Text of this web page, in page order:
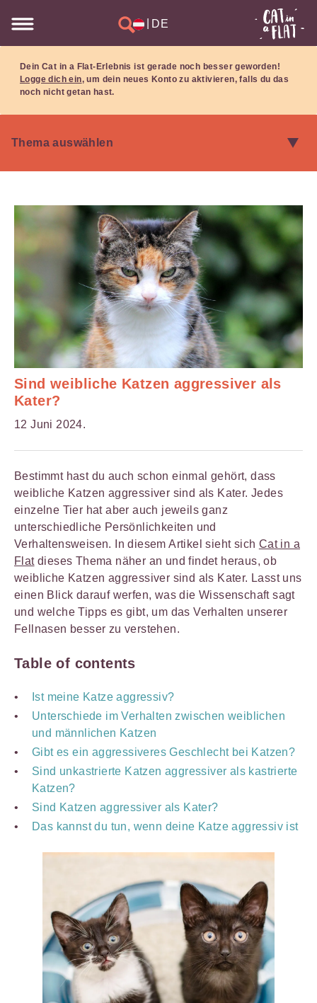
DE
Dein Cat in a Flat-Erlebnis ist gerade noch besser geworden!
Logge dich ein, um dein neues Konto zu aktivieren, falls du das
noch nicht getan hast.
Sind weibliche Katzen aggressiver als
Kater?
12 Juni 2024.
Bestimmt hast du auch schon einmal gehört, dass
weibliche Katzen aggressiver sind als Kater. Jedes
einzelne Tier hat aber auch jeweils ganz
unterschiedliche Persönlichkeiten und
Verhaltensweisen. In diesem Artikel sieht sich Cat in a
Flatdieses Thema näher an und findet heraus, ob
weibliche Katzen aggressiver sind als Kater. Lasst uns
einen Blick darauf werfen, was die Wissenschaft sagt
und welche Tipps es gibt, um das Verhalten unserer
Fellnasen besser zu verstehen.
Table of contents
Ist meine Katze aggressiv?
Unterschiede im Verhalten zwischen weiblichen
und männlichen Katzen
Gibt es ein aggressiveres Geschlecht bei Katzen?
Sind unkastrierte Katzen aggressiver als kastrierte
Katzen?
Sind Katzen aggressiver als Kater?
Das kannst du tun, wenn deine Katze aggressiv ist